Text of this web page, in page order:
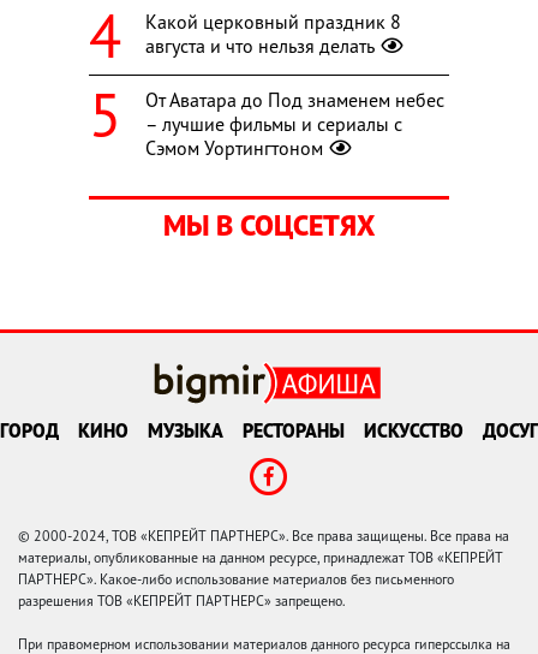
Какой церковный праздник 8
августа и что нельзя делать
От Аватара до Под знаменем небес
– лучшие фильмы и сериалы с
Сэмом Уортингтоном
МЫ В СОЦСЕТЯХ
ГОРОД КИНО МУЗЫКА РЕСТОРАНЫ ИСКУССТВО ДОСУГ
© 2000-2024, ТОВ «КЕПРЕЙТ ПАРТНЕРС». Все права защищены. Все права на
материалы, опубликованные на данном ресурсе, принадлежат ТОВ «КЕПРЕЙТ
ПАРТНЕРС». Какое-либо использование материалов без письменного
разрешения ТОВ «КЕПРЕЙТ ПАРТНЕРС» запрещено.
При правомерном использовании материалов данного ресурса гиперссылка на